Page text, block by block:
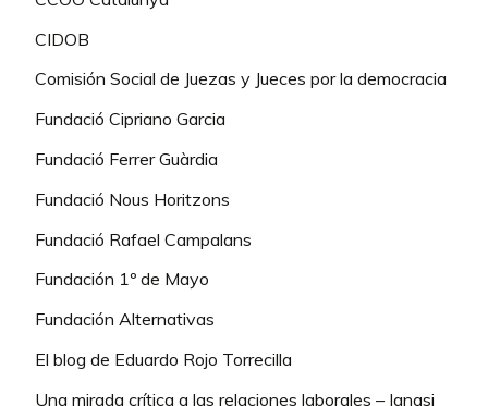
CIDOB
Comisión Social de Juezas y Jueces por la democracia
Fundació Cipriano Garcia
Fundació Ferrer Guàrdia
Fundació Nous Horitzons
Fundació Rafael Campalans
Fundación 1º de Mayo
Fundación Alternativas
El blog de Eduardo Rojo Torrecilla
Una mirada crítica a las relaciones laborales – Ignasi